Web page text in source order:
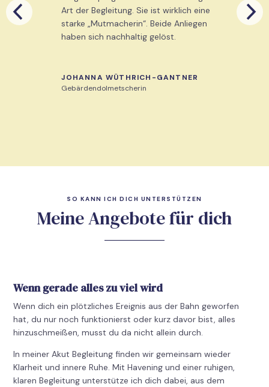
Art der Begleitung. Sie ist wirklich eine
starke „Mutmacherin“. Beide Anliegen
haben sich nachhaltig gelöst.
JOHANNA WÜTHRICH-GANTNER
Gebärdendolmetscherin
SO KANN ICH DICH UNTERSTÜTZEN
Meine Angebote für dich
Wenn gerade alles zu viel wird
Wenn dich ein plötzliches Ereignis aus der Bahn geworfen
hat, du nur noch funktionierst oder kurz davor bist, alles
hinzuschmeißen, musst du da nicht allein durch.
In meiner Akut Begleitung finden wir gemeinsam wieder
Klarheit und innere Ruhe. Mit Havening und einer ruhigen,
klaren Begleitung unterstütze ich dich dabei, aus dem